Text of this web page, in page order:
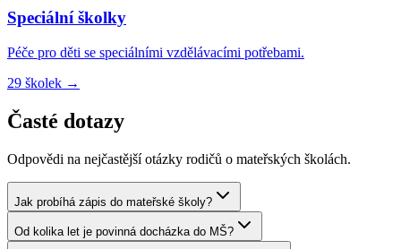
Speciálníškolky
Péče pro děti se speciálními vzdělávacími potřebami.
29 školek →
Časté dotazy
Odpovědi na nejčastější otázky rodičů o mateřských školách.
Jak probíhá zápis do mateřské školy?
Od kolika let je povinná docházka do MŠ?